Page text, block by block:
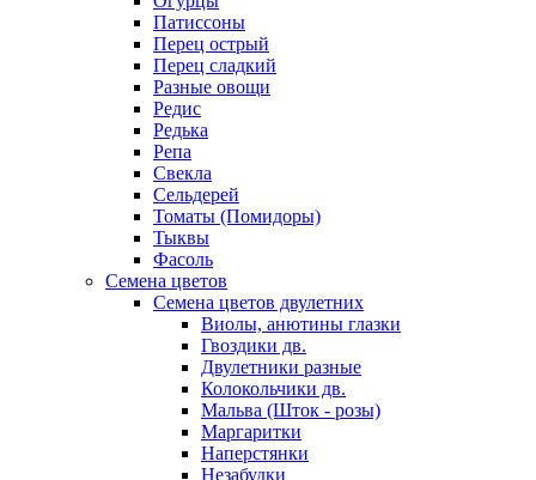
Патиссоны
Перец острый
Перец сладкий
Разные овощи
Редис
Редька
Репа
Свекла
Сельдерей
Томаты (Помидоры)
Тыквы
Фасоль
Семена цветов
Семена цветов двулетних
Виолы, анютины глазки
Гвоздики дв.
Двулетники разные
Колокольчики дв.
Мальва (Шток - розы)
Маргаритки
Наперстянки
Незабудки